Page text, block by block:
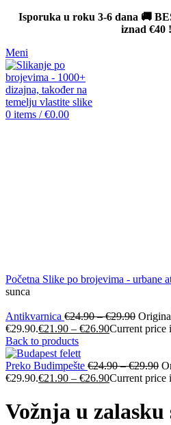
Isporuka u roku 3-6 dana 🚚
iznad €40
Meni
0 items / €0.00
Početna Slike po brojevima - urbane
sunca
Antikvarnica €24.90–€29.90
€29.90.€21.90 – €26.90Current price
Back to products
Preko Budimpešte €24.90–€29.90
€29.90.€21.90 – €26.90Current price
Vožnja u zalasku